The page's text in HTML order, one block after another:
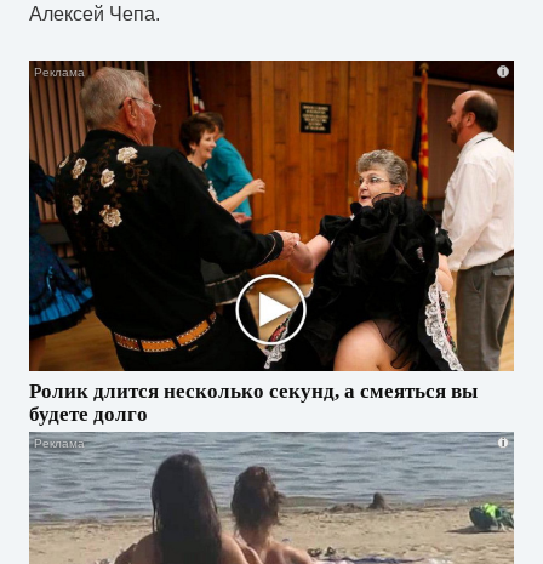
Алексей Чепа.
i
Ролик длится несколько секунд, а смеяться вы
будете долго
i